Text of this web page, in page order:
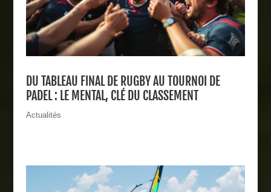
DU TABLEAU FINAL DE RUGBY AU TOURNOI DE
PADEL : LE MENTAL, CLÉ DU CLASSEMENT
Actualités